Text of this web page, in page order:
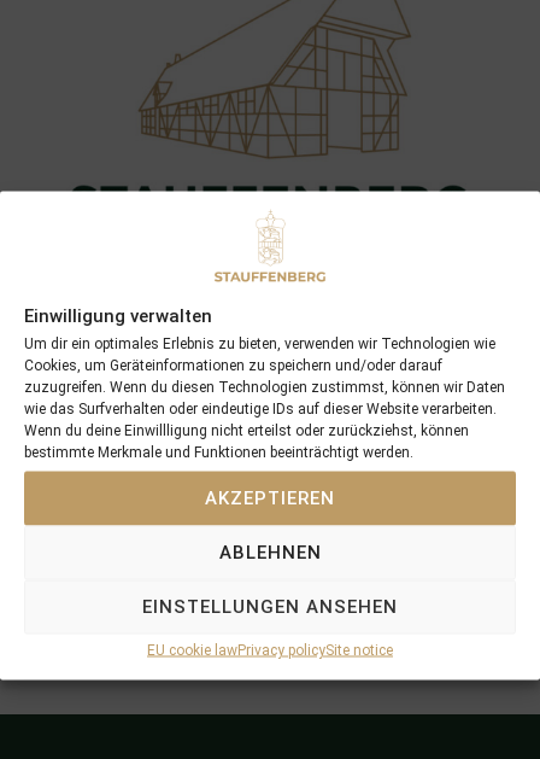
Einwilligung verwalten
Um dir ein optimales Erlebnis zu bieten, verwenden wir Technologien wie
Cookies, um Geräteinformationen zu speichern und/oder darauf
zuzugreifen. Wenn du diesen Technologien zustimmst, können wir Daten
wie das Surfverhalten oder eindeutige IDs auf dieser Website verarbeiten.
Wenn du deine Einwillligung nicht erteilst oder zurückziehst, können
bestimmte Merkmale und Funktionen beeinträchtigt werden.
AKZEPTIEREN
ABLEHNEN
EINSTELLUNGEN ANSEHEN
EU cookie lawPrivacy policySite notice